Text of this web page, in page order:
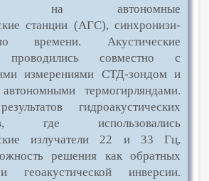
на автономные
станции (АГС), синхронизи-
времени. Акустические
проводились совместно с
измерениями СТД-зондом и
термогирляндами.
гидроакустических
где использовались
излучатели 22 и 33 Гц,
решения как обратных
инверсии.